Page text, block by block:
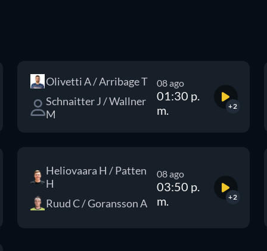
Olivetti A / Arribage T
Schnaitter J / Wallner
M
08 ago
01:30 p.
m.
+2
Heliovaara H / Patten
H
Ruud C / Goransson A
08 ago
03:50 p.
m.
+2